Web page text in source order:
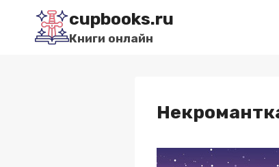
Перейти
содержимому
cupbooks.ru
Книги онлайн